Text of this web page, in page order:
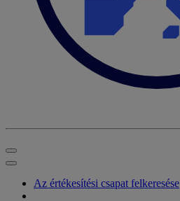
Az értékesítési csapat felkeresése